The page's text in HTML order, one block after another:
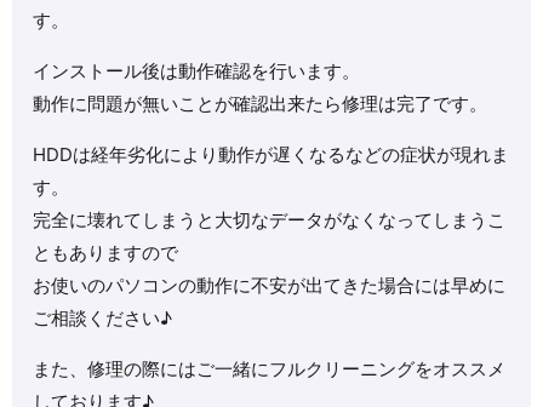
す。
インストール後は動作確認を行います。
動作に問題が無いことが確認出来たら修理は完了です。
HDDは経年劣化により動作が遅くなるなどの症状が現れま
す。
完全に壊れてしまうと大切なデータがなくなってしまうこ
ともありますので
お使いのパソコンの動作に不安が出てきた場合には早めに
ご相談ください♪
また、修理の際にはご一緒にフルクリーニングをオススメ
しております♪